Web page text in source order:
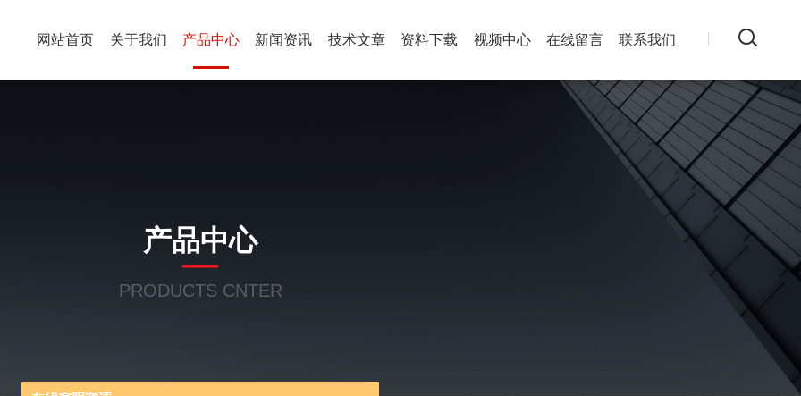
网站首页 关于我们 产品中心 新闻资讯 技术文章 资料下载 视频中心 在线留言 联系我们
产品中心
PRODUCTS CNTER